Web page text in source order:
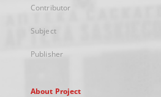
Contributor
Subject
Publisher
About Project